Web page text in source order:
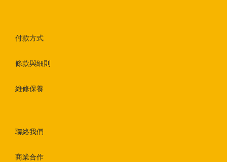
付款方式
條款與細則
維修保養
聯絡我們
商業合作